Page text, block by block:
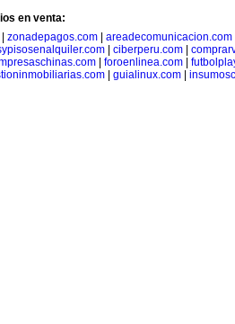
en venta:
zonadepagos.com| areadecomunicacion.com|
ciberperu.com
| foroenlinea.com|
| guialinux.com|